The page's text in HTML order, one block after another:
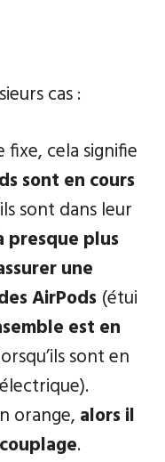
cas :
fixe, cela signifie
sont en cours
sont dans leur
presque plus
une
AirPods (étui
est en
sont en
orange, alors il
.